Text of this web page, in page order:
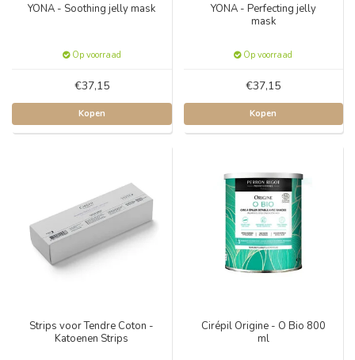
YONA - Soothing jelly mask
Op voorraad
€37,15
Kopen
YONA - Perfecting jelly
mask
Op voorraad
€37,15
Kopen
Strips voor Tendre Coton -
Katoenen Strips
Cirépil Origine - O Bio 800
ml